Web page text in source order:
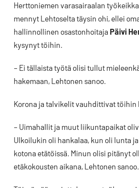
Herttoniemen varasairaalan
mennyt Lehtoselta täysin ohi, ellei
hallinnollinen osastonhoitaja Päivi
kysynyt töihin.
– Ei tällaista työtä olisi tullut
hakemaan, Lehtonen sanoo.
Korona ja talvikelit vauhdittivat töihin
– Uimahallit ja muut liikuntapaikat
Ulkoilukin oli hankalaa, kun oli lunta ja
kotona etätöissä. Minun olisi pitänyt
etäkokousten aikana, Lehtonen sanoo.